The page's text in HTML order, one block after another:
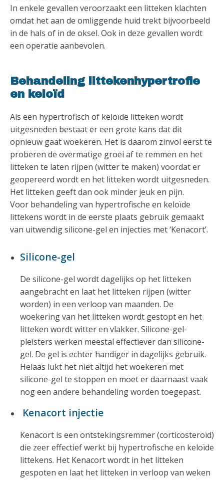
In enkele gevallen veroorzaakt een litteken klachten
omdat het aan de omliggende huid trekt bijvoorbeeld
in de hals of in de oksel. Ook in deze gevallen wordt
een operatie aanbevolen.
Behandeling littekenhypertrofie
en keloïd
Als een hypertrofisch of keloïde litteken wordt
uitgesneden bestaat er een grote kans dat dit
opnieuw gaat woekeren. Het is daarom zinvol eerst te
proberen de overmatige groei af te remmen en het
litteken te laten rijpen (witter te maken) voordat er
geopereerd wordt en het litteken wordt uitgesneden.
Het litteken geeft dan ook minder jeuk en pijn.
Voor behandeling van hypertrofische en keloïde
littekens wordt in de eerste plaats gebruik gemaakt
van uitwendig silicone-gel en injecties met ‘Kenacort’.
Silicone-gel
De silicone-gel wordt dagelijks op het litteken
aangebracht en laat het litteken rijpen (witter
worden) in een verloop van maanden. De
woekering van het litteken wordt gestopt en het
litteken wordt witter en vlakker. Silicone-gel-
pleisters werken meestal effectiever dan silicone-
gel. De gel is echter handiger in dagelijks gebruik.
Helaas lukt het niet altijd het woekeren met
silicone-gel te stoppen en moet er daarnaast vaak
nog een andere behandeling worden toegepast.
Kenacort injectie
Kenacort is een ontstekingsremmer (corticosteroïd)
die zeer effectief werkt bij hypertrofische en keloïde
littekens. Het Kenacort wordt in het litteken
gespoten en laat het litteken in verloop van weken